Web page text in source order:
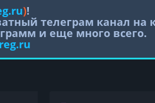
)!
телеграм канал
и еще много всего.